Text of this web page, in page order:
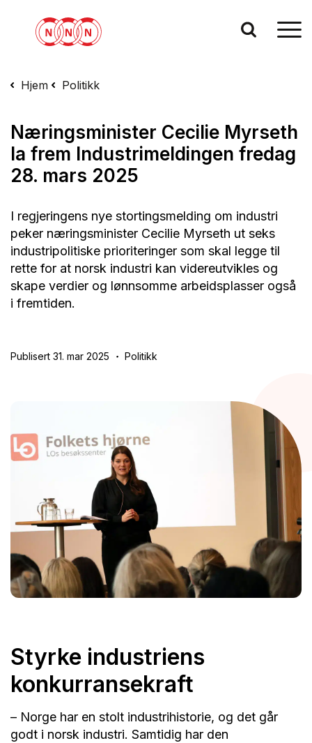
Hjem Politikk
Næringsminister Cecilie Myrseth
la frem Industrimeldingen fredag
28. mars 2025
I regjeringens nye stortingsmelding om industri
peker næringsminister Cecilie Myrseth ut seks
industripolitiske prioriteringer som skal legge til
rette for at norsk industri kan videreutvikles og
skape verdier og lønnsomme arbeidsplasser også
i fremtiden.
Publisert 31. mar 2025 Politikk
Styrke industriens
konkurransekraft
– Norge har en stolt industrihistorie, og det går
godt i norsk industri. Samtidig har den